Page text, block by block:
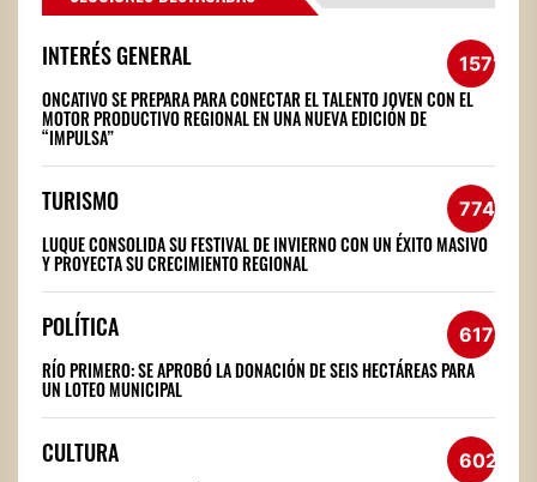
INTERÉS GENERAL 1571
ONCATIVO SE PREPARA PARA CONECTAR EL TALENTO JOVEN CON EL
MOTOR PRODUCTIVO REGIONAL EN UNA NUEVA EDICIÓN DE
“IMPULSA”
TURISMO 774
LUQUE CONSOLIDA SU FESTIVAL DE INVIERNO CON UN ÉXITO MASIVO
Y PROYECTA SU CRECIMIENTO REGIONAL
POLÍTICA 617
RÍO PRIMERO: SE APROBÓ LA DONACIÓN DE SEIS HECTÁREAS PARA
UN LOTEO MUNICIPAL
CULTURA 602